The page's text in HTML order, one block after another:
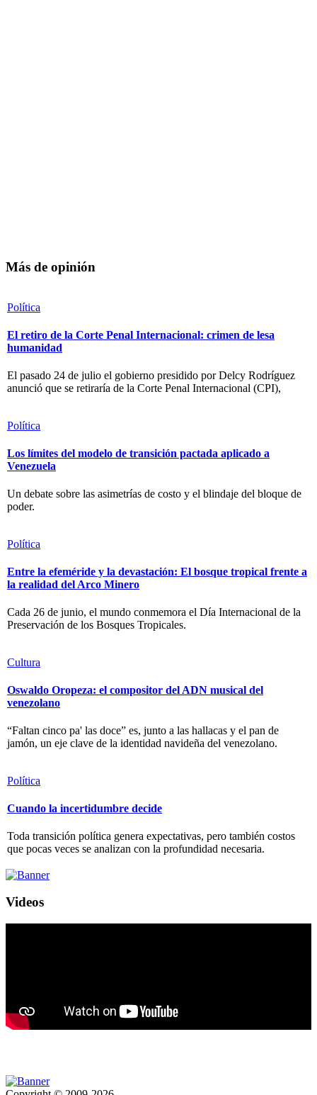
Más de opinión
Política
El retiro de la Corte Penal Internacional: crimen de lesa
humanidad
El pasado 24 de julio el gobierno presidido por Delcy Rodríguez
anunció que se retiraría de la Corte Penal Internacional (CPI),
Política
Los límites del modelo de transición pactada aplicado a
Venezuela
Un debate sobre las asimetrías de costo y el blindaje del bloque de
poder.
Política
Entre la efeméride y la devastación: El bosque tropical frente a
la realidad del Arco Minero
Cada 26 de junio, el mundo conmemora el Día Internacional de la
Preservación de los Bosques Tropicales.
Cultura
Oswaldo Oropeza: el compositor del ADN musical del
venezolano
“Faltan cinco pa' las doce” es, junto a las hallacas y el pan de
jamón, un eje clave de la identidad navideña del venezolano.
Política
Cuando la incertidumbre decide
Toda transición política genera expectativas, pero también costos
que pocas veces se analizan con la profundidad necesaria.
Videos